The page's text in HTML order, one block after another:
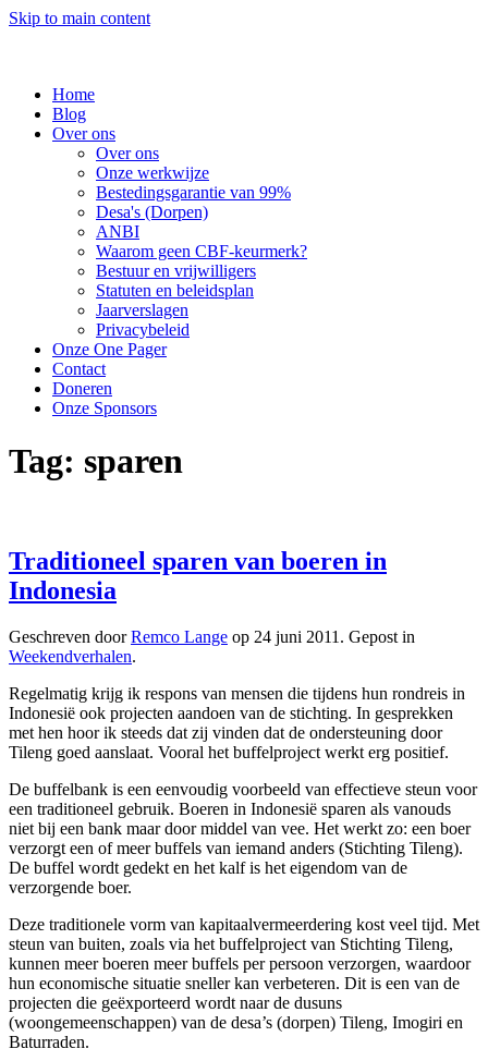
Skip to main content
Home
Blog
Over ons
Over ons
Onze werkwijze
Bestedingsgarantie van 99%
Desa's (Dorpen)
ANBI
Waarom geen CBF-keurmerk?
Bestuur en vrijwilligers
Statuten en beleidsplan
Jaarverslagen
Privacybeleid
Onze One Pager
Contact
Doneren
Onze Sponsors
Tag: sparen
Traditioneel sparen van boeren in
Indonesia
Geschreven doorRemco Lange op 24 juni 2011 . Gepost in
Weekendverhalen.
Regelmatig krijg ik respons van mensen die tijdens hun rondreis in
Indonesië ook projecten aandoen van de stichting. In gesprekken
met hen hoor ik steeds dat zij vinden dat de ondersteuning door
Tileng goed aanslaat. Vooral het buffelproject werkt erg positief.
De buffelbank is een eenvoudig voorbeeld van effectieve steun voor
een traditioneel gebruik. Boeren in Indonesië sparen als vanouds
niet bij een bank maar door middel van vee. Het werkt zo: een boer
verzorgt een of meer buffels van iemand anders (Stichting Tileng).
De buffel wordt gedekt en het kalf is het eigendom van de
verzorgende boer.
Deze traditionele vorm van kapitaalvermeerdering kost veel tijd. Met
steun van buiten, zoals via het buffelproject van Stichting Tileng,
kunnen meer boeren meer buffels per persoon verzorgen, waardoor
hun economische situatie sneller kan verbeteren. Dit is een van de
projecten die geëxporteerd wordt naar de dusuns
(woongemeenschappen) van de desa’s (dorpen) Tileng, Imogiri en
Baturraden.